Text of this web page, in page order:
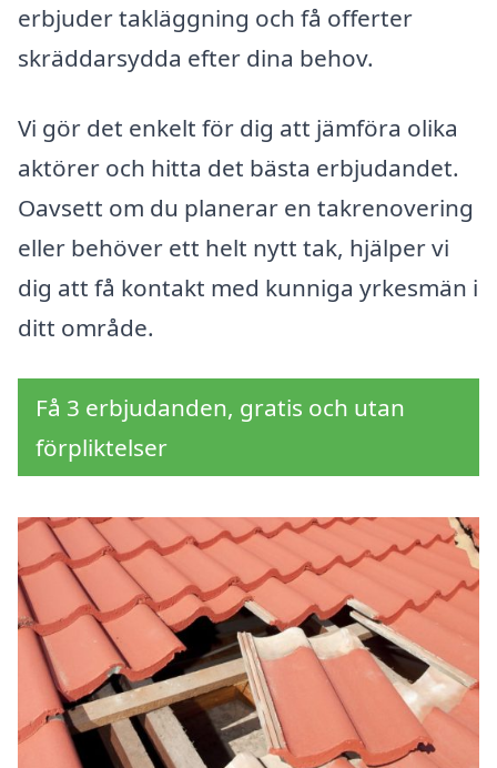
erbjuder takläggning och få offerter
skräddarsydda efter dina behov.
Vi gör det enkelt för dig att jämföra olika
aktörer och hitta det bästa erbjudandet.
Oavsett om du planerar en takrenovering
eller behöver ett helt nytt tak, hjälper vi
dig att få kontakt med kunniga yrkesmän i
ditt område.
Få 3 erbjudanden, gratis och utan
förpliktelser